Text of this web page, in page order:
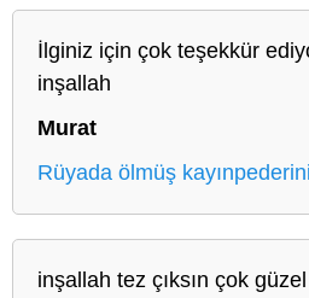
İlginiz için çok teşekkür
inşallah
Murat
Rüyada ölmüş
inşallah tez çıksın çok